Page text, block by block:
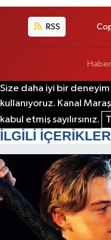
RSS
Haber
Size daha iyi bir
kullanıyoruz. Kanal
kabul etmiş sayılırsınız.